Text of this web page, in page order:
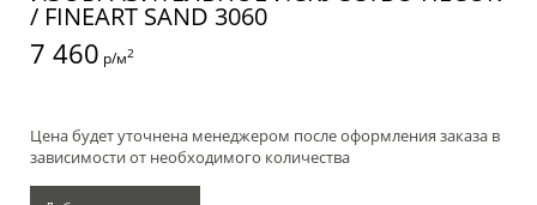
/ FINEART SAND 3060
7 460 р/м2
Цена будет уточнена менеджером после оформления заказа в
зависимости от необходимого количества